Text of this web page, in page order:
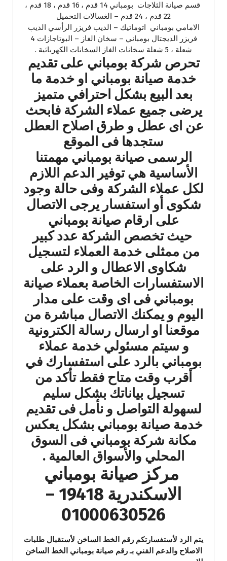
قسم صيانة الثلاجات بومباني 14 قدم ، 16 قدم ، 18 قدم ،
22 قدم ، 24 قدم – الغسالات التحميل
الامامي بومباني اتوماتيك – الديب فريزر الرأسي الديب
فريزر الديجتال بومباني – سخان الغاز – البوتاجازات 4
شعلة ، 5 شعلة سخانات الغاز السخانات الكهربائية .
تحرص شركة بومباني على تقديم
خدمة صيانة بومباني او خدمة ما
بعد البيع بشكل احترافي متميز
يرضى جميع عملاء الشركة فابحث
عن اى عطل و طرق اصلاح العطل
ستجدها فى الموقع
الرسمى صيانة بومباني مهمتنا
الأساسية هي توفير الدعم اللازم
لكل عملاء الشركة وفى حالة وجود
شكوى أو استفسار يرجى الاتصال
على ارقام صيانة بومباني
حيث تخصص الشركة عدد كبير
من ممثلى خدمة العملاء لتسجيل
شكاوى الاعطال و الرد على
الاستفسارات الخاصة بعملاء صيانة
بومباني فى اى وقت على مدار
اليوم و يمكنك الاتصال مباشرة من
موقعنا او ارسال رسالة الكترونية
و سيتم مسئولي خدمة عملاء
بومباني بالرد على استفسارك في
أقرب وقت متاح فقط تأكد من
تسجيل بياناتك بشكل سليم
لسهولة التواصل و نأمل فى تقديم
خدمة صيانة بومباني بشكل يعكس
مكانة شركة بومباني فى السوق
المحلي والأسواق العالمية .
مركز صيانة بومباني
الاسكندرية 19418 –
01000630526
يتم الرد لأستفسارتكم رقم الخط الساخن لأستقبال طلبات
الاصلاح والدعم الفني بـ رقم صيانة بومباني الخط الساخن